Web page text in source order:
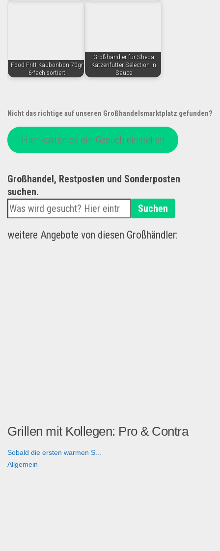
Food Fritt Kaubonbon 70gr
6-fach sortiert
Großhändler für Sheba
Katzenfutter Selection in
Sauce
Nicht das richtige auf unseren Großhandelsmarktplatz gefunden?
Hier kostenlos ein Gesuch einstellen
Großhandel, Restposten und Sonderposten
suchen.
Suchen
weitere Angebote von diesen Großhändler:
Grillen mit Kollegen: Pro & Contra
Sobald die ersten warmen S...
Allgemein